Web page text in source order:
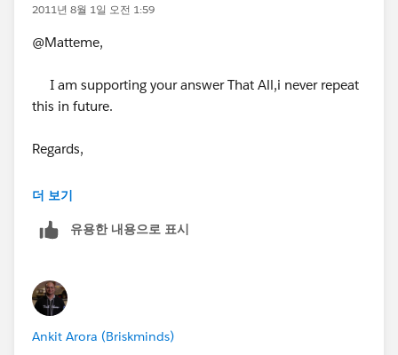
2011년 8월 1일 오전 1:59
@Matteme,
I am supporting your answer That All,i never repeat
this in future.
Regards,
Haribabu Amudalapalli
더 보기
유용한 내용으로 표시
Ankit Arora (Briskminds)